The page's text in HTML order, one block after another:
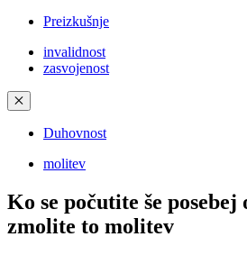
Preizkušnje
invalidnost
zasvojenost
✕
Duhovnost
molitev
Ko se počutite še posebej
zmolite to molitev